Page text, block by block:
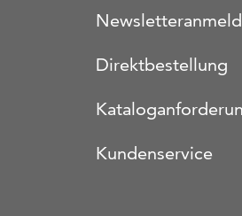
Direktbestellung
Kundenservice